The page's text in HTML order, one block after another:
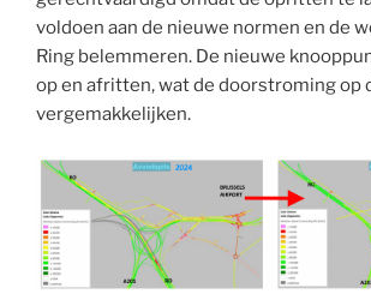
voldoen aan de nieuwe normen en de
Ring belemmeren. De nieuwe
op en afritten, wat de doorstroming op
vergemakkelijken.